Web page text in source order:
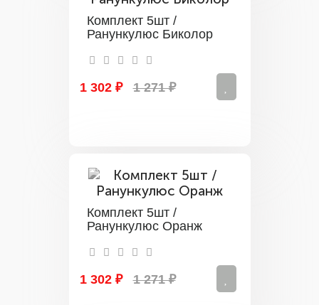
Комплект 5шт /
Ранункулюс Биколор
1 302 ₽ 1 271 ₽
Комплект 5шт /
Ранункулюс Оранж
1 302 ₽ 1 271 ₽